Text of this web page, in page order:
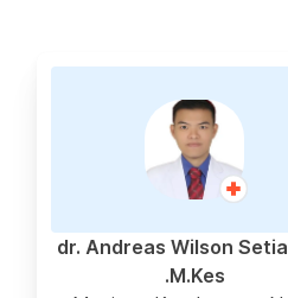
dr. Andreas Wilson
M.Kes.